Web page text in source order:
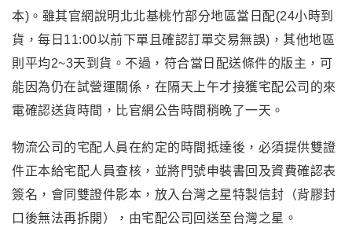
本)。雖其官網說明北北基桃竹部分地區當日配(24小時到
貨，每日11:00以前下單且確認訂單交易無誤)，其他地區
則平均2~3天到貨。不過，符合當日配送條件的版主 ， 可
能因為仍在試營運關係 ， 在隔天上午才接獲宅配公司的來
電確認送貨時間，比官網公告時間稍晚了一天。
物流公司的宅配人員在約定的時間抵達後，必須提供雙證
件正本給宅配人員查核，並將門號申裝書回及資費確認表
簽名，會同雙證件影本，放入台灣之星特製信封（背膠封
口後無法再拆開），由宅配公司回送至台灣之星。